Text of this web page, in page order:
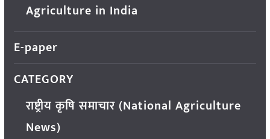
Agriculture in India
E-paper
CATEGORY
राष्ट्रीय कृषि समाचार (National Agriculture
News)